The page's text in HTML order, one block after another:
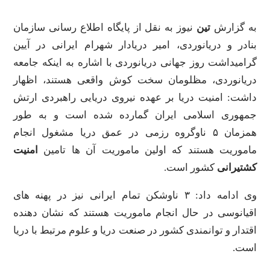
به گزارش تین نیوز به نقل از پایگاه اطلاع رسانی سازمان
بنادر و دریانوردی، امیر دریادار شهرام ایرانی در آیین
گرامیداشت روز جهانی دریانوردی با اشاره به اینکه جامعه
دریانوردی، مظلومان سخت کوش واقعی هستند، اظهار
داشت: امنیت دریا بر عهده نیروی دریایی راهبردی ارتش
جمهوری اسلامی ایران گمارده شده است و به طور
همزمان ۵ ناوگروه رزمی در عمق دریا مشغول انجام
ماموریت هستند که اولین ماموریت آن ها تامین
امنیت
کشتیرانی کشور است.
وی ادامه داد: ۳ ناوشکن تمام ایرانی نیز در پهنه های
اقیانوسی در حال انجام ماموریت هستند که نشان دهنده
اقتدار و توانمندی کشور در صنعت دریا و علوم مرتبط با دریا
است.